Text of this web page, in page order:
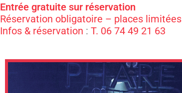
Entrée gratuite sur réservation
Réservation obligatoire – places limitées
Infos & réservation : T. 06 74 49 21 63